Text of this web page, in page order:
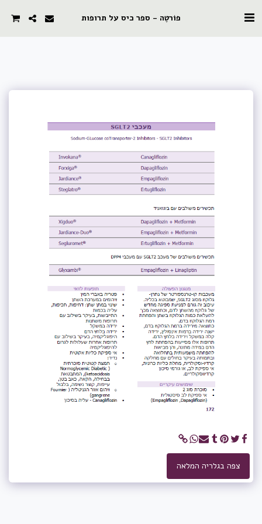
פוֹרטֶה - ספר כיס על תרופות
צפה בגלריה המלאה